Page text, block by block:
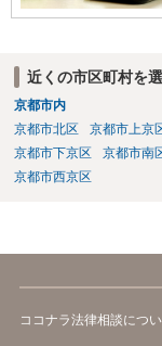
近くの市区町村を
京都市内
京都市北区
京都市上京
京都市下京区
京都市南
京都市西京区
ココナラ法律相談につ